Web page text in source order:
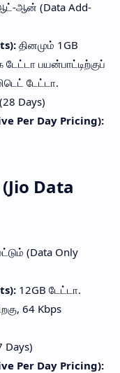
ஆன் (Data Add-
தினமும் 1GB
பயன்பாட்டிற்குப்
டேட்டா.
Days)
Per Day Pricing):
Data
(Data Only
12GB டேட்டா.
64 Kbps
Days)
Per Day Pricing):